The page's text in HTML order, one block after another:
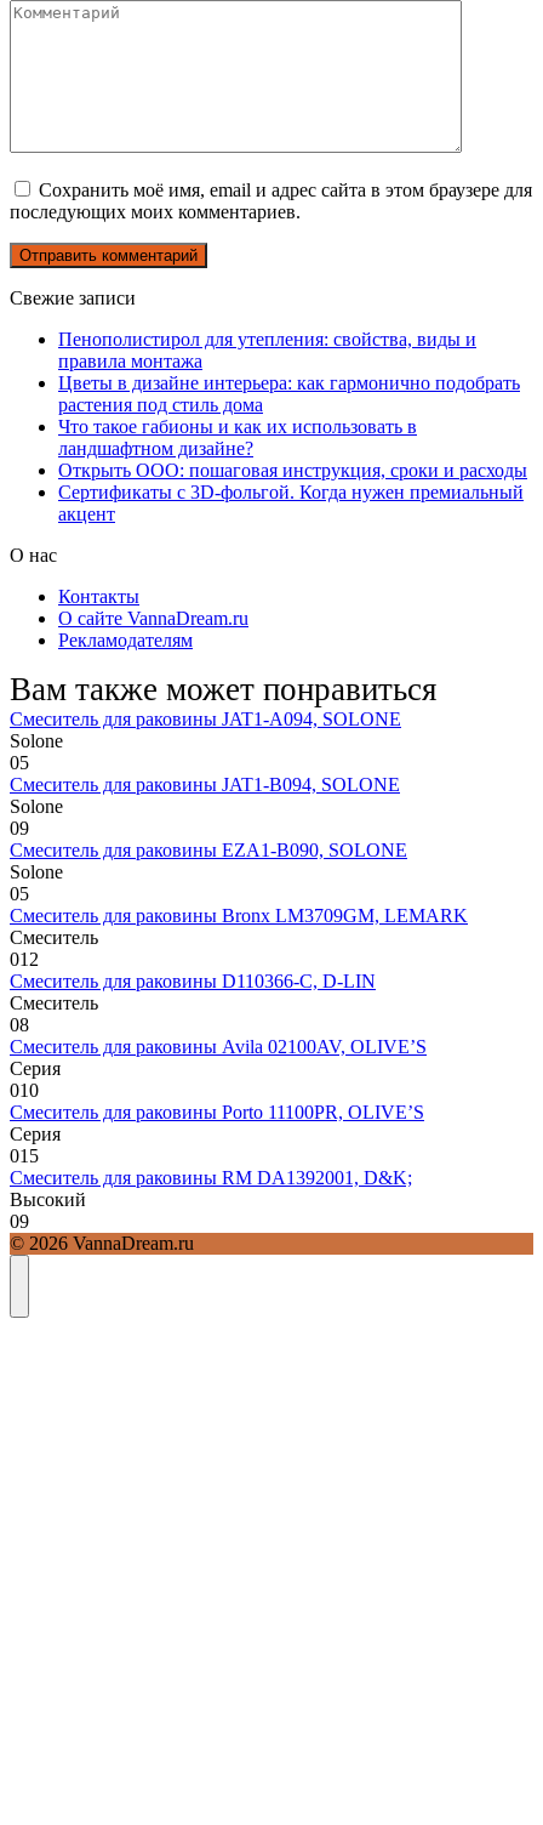
Сохранить моё имя, email и адрес сайта в этом браузере для
последующих моих комментариев.
Свежие записи
Пенополистирол для утепления: свойства, виды и
правила монтажа
Цветы в дизайне интерьера: как гармонично подобрать
растения под стиль дома
Что такое габионы и как их использовать в
ландшафтном дизайне?
Открыть ООО: пошаговая инструкция, сроки и расходы
Сертификаты с 3D-фольгой. Когда нужен премиальный
акцент
О нас
Контакты
О сайте VannaDream.ru
Рекламодателям
Вам также может понравиться
Смеситель для раковины JAT1-A094, SOLONE
Solone
05
Смеситель для раковины JAT1-B094, SOLONE
Solone
09
Смеситель для раковины EZA1-B090, SOLONE
Solone
05
Смеситель для раковины Bronx LM3709GM, LEMARK
Смеситель
012
Смеситель для раковины D110366-С, D-LIN
Смеситель
08
Смеситель для раковины Avila 02100AV, OLIVE’S
Серия
010
Смеситель для раковины Porto 11100PR, OLIVE’S
Серия
015
Смеситель для раковины RM DA1392001, D&K;
Высокий
09
© 2026 VannaDream.ru